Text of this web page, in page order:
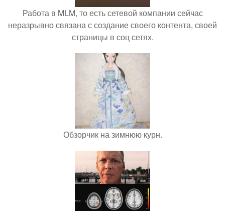
Работа в MLM, то есть сетевой компании сейчас
неразрывно связана с создание своего контента, своей
страницы в соц сетях.
Обзорчик на зимнюю курн.